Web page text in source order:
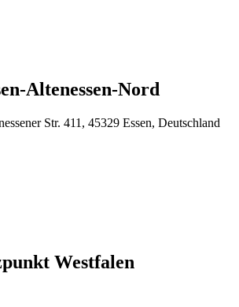
Altenessen-Nord
Str. 411, 45329 Essen, Deutschland
Westfalen